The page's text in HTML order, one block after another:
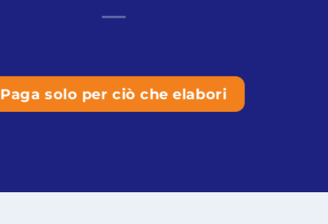
Paga solo per ciò che elabori